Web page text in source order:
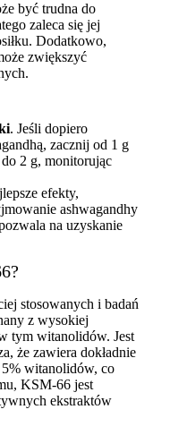
być trudna do
zaleca się jej
Dodatkowo,
zwiększyć
. Jeśli dopiero
zacznij od 1 g
2 g, monitorując
efekty,
ashwagandhy
na uzyskanie
stosowanych i badań
z wysokiej
tym witanolidów. Jest
że zawiera dokładnie
witanolidów, co
KSM-66 jest
ekstraktów